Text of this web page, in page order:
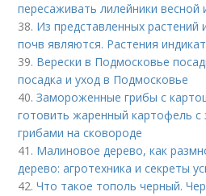
пересаживать лилейники весной
38. Из представленных растений
почв являются. Растения
39. Верески в Подмосковье
посадка и уход в Подмосковье
40.Замороженные грибы с
готовить жаренный картофель
грибами на сковороде
41. Малиновое дерево, как
дерево: агротехника и секреты
42.Что такое тополь черный.